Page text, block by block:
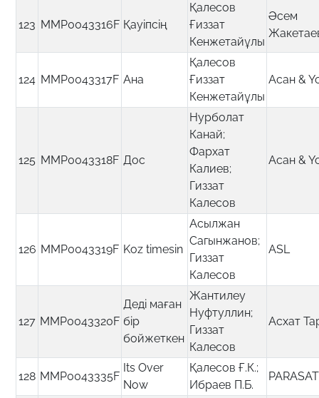
123 MMP0043316F Қауіпсің
Қалесов
Ғиззат
Кенжетайұлы
Әсем
124 MMP0043317F Ана
Қалесов
Ғиззат
Кенжетайұлы
Асан &
125 MMP0043318F Дос
Нурболат
Канай;
Фархат
Калиев;
Гиззат
Калесов
Асан &
126 MMP0043319F Koz timesin
Асылжан
Сагынжанов;
Гиззат
Калесов
ASL
127 MMP0043320F
Деді маған
бір
бойжеткен
Жантилеу
Нуфтуллин;
Гиззат
Калесов
Асхат
128 MMP0043335F
Its Over
Now
Қалесов Ғ.К.;
Ибраев П.Б.
PARASAT